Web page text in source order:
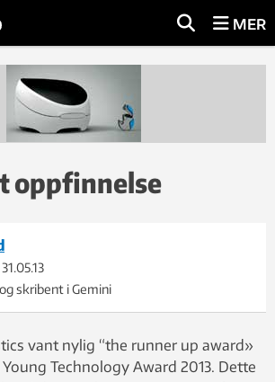
MER
oppfinnelse
31.05.13
skribent i Gemini
vant nylig “the runner up award»
Technology Award 2013. Dette